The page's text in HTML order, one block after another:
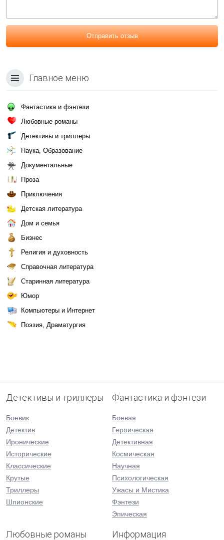
Отправить отзыв
Главное меню
Фантастика и фэнтези
Любовные романы
Детективы и триллеры
Наука, Образование
Документальные
Проза
Приключения
Детская литература
Дом и семья
Бизнес
Религия и духовность
Справочная литература
Старинная литература
Юмор
Компьютеры и Интернет
Поэзия, Драматургия
Детективы и триллеры
Боевик
Детектив
Иронические
Исторические
Классические
Крутые
Триллеры
Шпионские
Фантастика и фэнтези
Боевая
Героическая
Детективная
Космическая
Научная
Психологическая
Ужасы и Мистика
Фэнтези
Эпическая
Любовные романы Информация